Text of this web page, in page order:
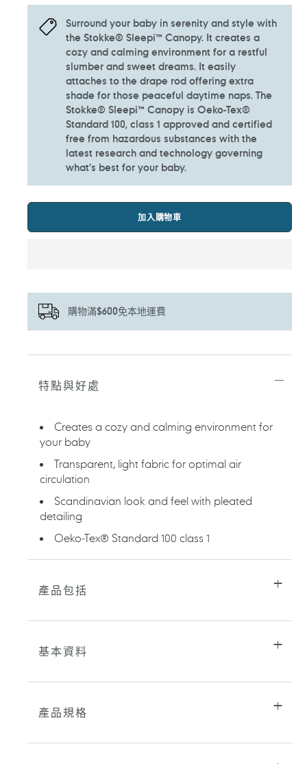
Surround your baby in serenity and style with
the Stokke® Sleepi™ Canopy. It creates a
cozy and calming environment for a restful
slumber and sweet dreams. It easily
attaches to the drape rod offering extra
shade for those peaceful daytime naps. The
Stokke® Sleepi™ Canopy is Oeko-Tex®
Standard 100, class 1 approved and certified
free from hazardous substances with the
latest research and technology governing
what’s best for your baby.​
加入購物車
購物滿$600免本地運費
正
特點與好處
Creates a cozy and calming environment for
your baby
Transparent, light fabric for optimal air
circulation​​
Scandinavian look and feel with pleated
detailing
Oeko-Tex® Standard 100 class 1​
產品包括
基本資料
產品規格